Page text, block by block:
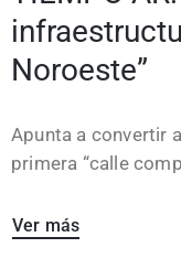
Noroeste”
Apunta a convertir
primera “calle
Ver más